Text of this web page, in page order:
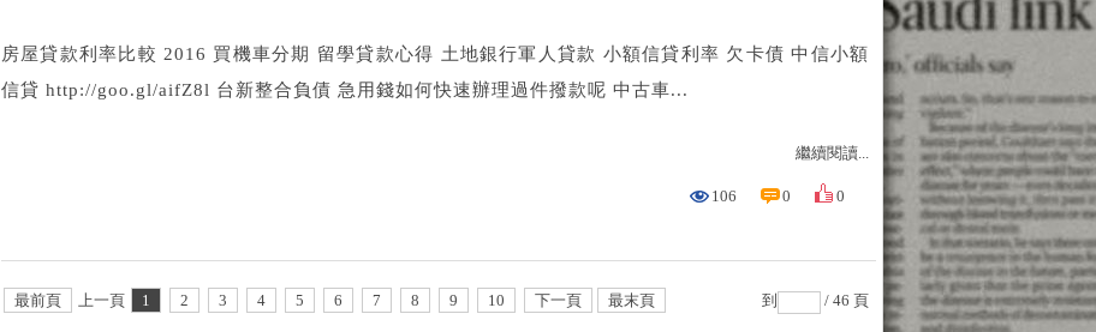
房屋貸款利率比較 2016 買機車分期 留學貸款心得 土地銀行軍人貸款 小額信貸利率 欠卡債 中信小額
信貸 http://goo.gl/aifZ8l 台新整合負債 急用錢如何快速辦理過件撥款呢 中古車...
繼續閱讀...
106 0 0
最前頁 上一頁 1 2 3 4 5 6 7 8 9 10 下一頁 最末頁 到 / 46 頁